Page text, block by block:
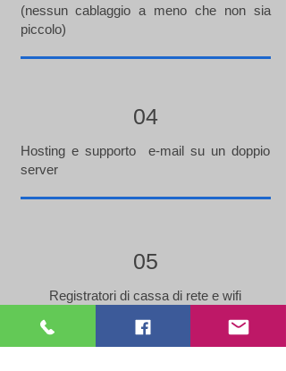
(nessun cablaggio a meno che non sia
piccolo)
04
Hosting e supporto e-mail su un doppio
server
05
Registratori di cassa di rete e wifi